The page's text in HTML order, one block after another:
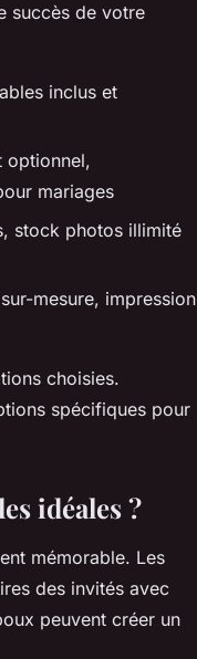
succès de votre
inclus et
optionnel,
mariages
stock photos illimité
mesure, impression
choisies.
spécifiques pour
idéales ?
mémorable. Les
des invités avec
peuvent créer un